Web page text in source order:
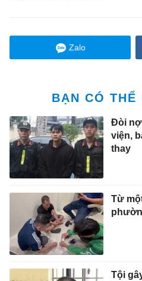
Zalo
BẠN CÓ THỂ
Đòi nợ
viện,
thay
Từ
Tội